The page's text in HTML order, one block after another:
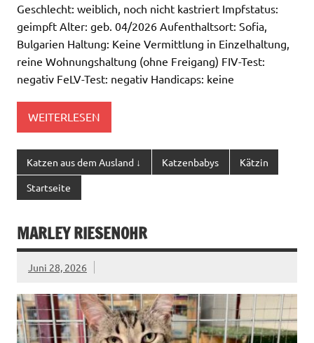
Geschlecht: weiblich, noch nicht kastriert Impfstatus:
geimpft Alter: geb. 04/2026 Aufenthaltsort: Sofia,
Bulgarien Haltung: Keine Vermittlung in Einzelhaltung,
reine Wohnungshaltung (ohne Freigang) FIV-Test:
negativ FeLV-Test: negativ Handicaps: keine
WEITERLESEN
Katzen aus dem Ausland ↓ Katzenbabys Kätzin
Startseite
MARLEY RIESENOHR
Juni 28, 2026